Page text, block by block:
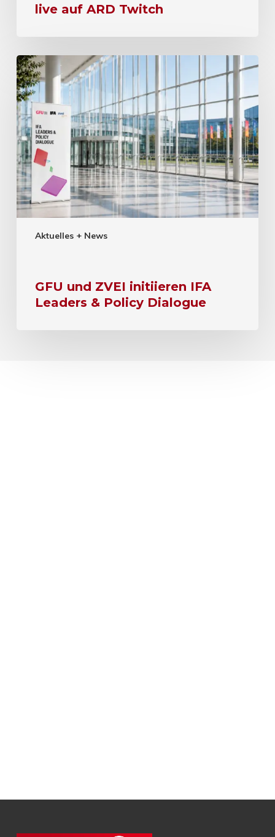
live auf ARD Twitch
Aktuelles + News
GFU und ZVEI initiieren IFA
Leaders & Policy Dialogue